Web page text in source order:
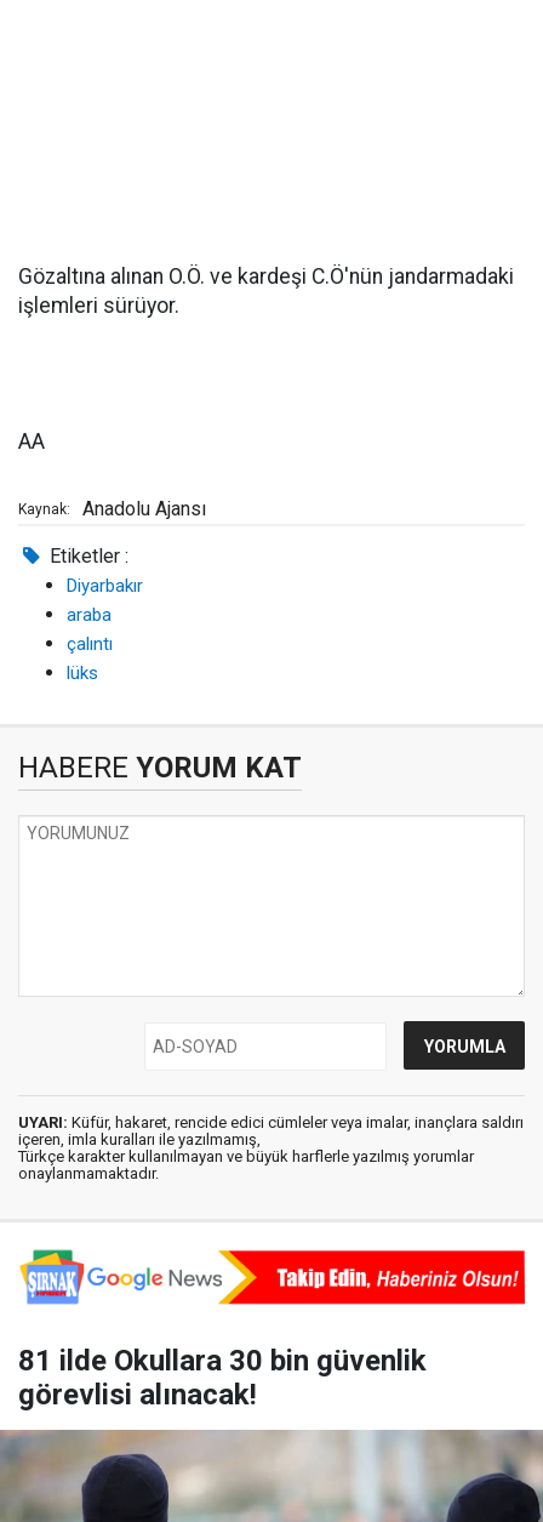
Gözaltına alınan O.Ö. ve kardeşi C.Ö'nün jandarmadaki
işlemleri sürüyor.
AA
Kaynak: Anadolu Ajansı
Etiketler :
Diyarbakır
araba
çalıntı
lüks
HABERE YORUM KAT
UYARI: Küfür, hakaret, rencide edici cümleler veya imalar, inançlara saldırı
içeren, imla kuralları ile yazılmamış,
Türkçe karakter kullanılmayan ve büyük harflerle yazılmış yorumlar
onaylanmamaktadır.
81 ilde Okullara 30 bin güvenlik
görevlisi alınacak!